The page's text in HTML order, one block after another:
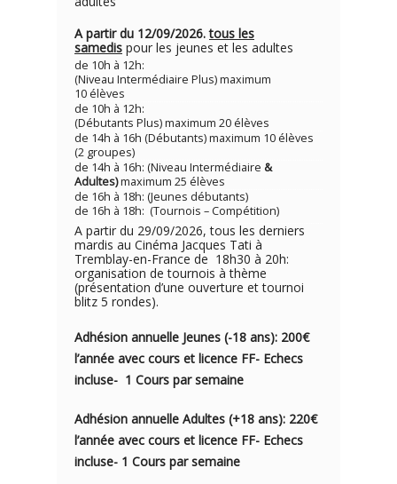
A partir du 12/09/2026.tous les
samedis pour les jeunes et les adultes
de 10h à 12h:
(Niveau Intermédiaire Plus) maximum
10 élèves
de 10h à 12h:
(Débutants Plus) maximum 20 élèves
de 14h à 16h (Débutants) maximum 10 élèves
(2 groupes)
de 14h à 16h: (Niveau Intermédiaire &
Adultes)maximum 25 élèves
de 16h à 18h: (Jeunes débutants)
de 16h à 18h: (Tournois – Compétition)
A partir du 29/09/2026, tous les derniers
mardis au Cinéma Jacques Tati à
Tremblay-en-France de 18h30 à 20h:
organisation de tournois à thème
(présentation d’une ouverture et tournoi
blitz 5 rondes).
Adhésion annuelle Jeunes (-18 ans): 200€
l’année avec cours et licence FF- Echecs
incluse- 1 Cours par semaine
Adhésion annuelle Adultes (+18 ans): 220€
l’année avec cours et licence FF- Echecs
incluse- 1 Cours par semaine